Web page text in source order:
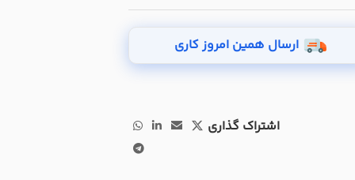
ارسال همین امروز کاری
اشتراک گذاری